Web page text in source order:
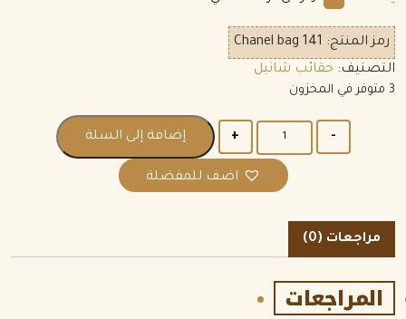
رمز المنتج: Chanel bag 141
التصنيف: حقائب شانيل
3 متوفر في المخزون
إضافة إلى السلة
اضف للمفضلة
مراجعات (0)
المراجعات